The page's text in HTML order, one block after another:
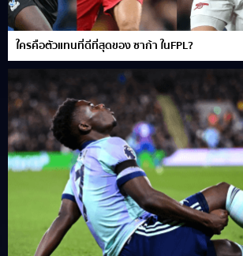
ใครคือตัวแทนที่ดีที่สุดของ ซาก้า ในFPL?